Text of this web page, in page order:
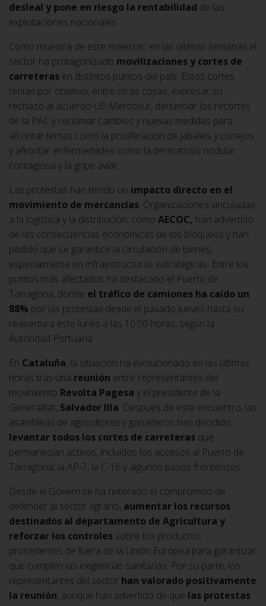
desleal y pone en riesgo la rentabilidad de las
explotaciones nacionales.
Como muestra de este malestar, en las últimas semanas el
sector ha protagonizado movilizaciones y cortes de
carreteras en distintos puntos del país. Estos cortes
tenían por objetivo, entre otras cosas, expresar su
rechazo al acuerdo UE-Mercosur, denunciar los recortes
de la PAC y reclamar cambios y nuevas medidas para
afrontar temas como la proliferación de jabalíes y conejos
y afrontar enfermedades como la dermatosis nodular
contagiosa y la gripe aviar.
Las protestas han tenido un impacto directo en el
movimiento de mercancías. Organizaciones vinculadas
a la logística y la distribución, como AECOC, han advertido
de las consecuencias económicas de los bloqueos y han
pedido que se garantice la circulación de bienes,
especialmente en infraestructuras estratégicas. Entre los
puntos más afectados ha destacado el Puerto de
Tarragona, donde el tráfico de camiones ha caído un
88% por las protestas desde el pasado jueves hasta su
reapertura este lunes a las 10:00 horas, según la
Autoridad Portuaria.
En Cataluña, la situación ha evolucionado en las últimas
horas tras una reunión entre representantes del
movimiento Revolta Pagesa y el presidente de la
Generalitat, Salvador Illa. Después de este encuentro, las
asambleas de agricultores y ganaderos han decidido
levantar todos los cortes de carreteras que
permanecían activos, incluidos los accesos al Puerto de
Tarragona, la AP-7, la C-16 y algunos pasos fronterizos.
Desde el Govern se ha reiterado el compromiso de
defender al sector agrario, aumentar los recursos
destinados al departamento de Agricultura y
reforzar los controles sobre los productos
procedentes de fuera de la Unión Europea para garantizar
que cumplen las exigencias sanitarias. Por su parte, los
representantes del sector han valorado positivamente
la reunión, aunque han advertido de que las protestas